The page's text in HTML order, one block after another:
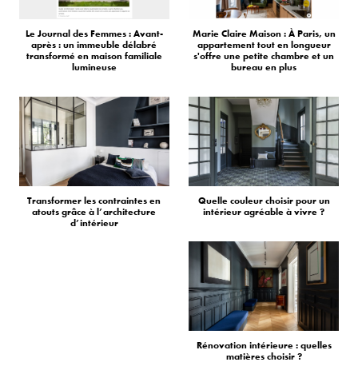
Le Journal des Femmes : Avant-
après : un immeuble délabré
transformé en maison familiale
lumineuse
Marie Claire Maison : À Paris, un
appartement tout en longueur
s'offre une petite chambre et un
bureau en plus
Transformer les contraintes en
atouts grâce à l’architecture
d’intérieur
Quelle couleur choisir pour un
intérieur agréable à vivre ?
Rénovation intérieure : quelles
matières choisir ?